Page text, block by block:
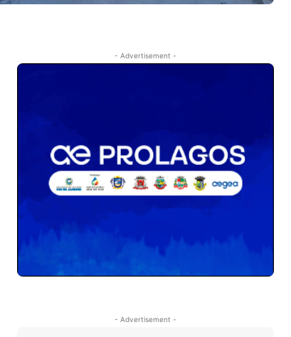
- Advertisement -
- Advertisement -